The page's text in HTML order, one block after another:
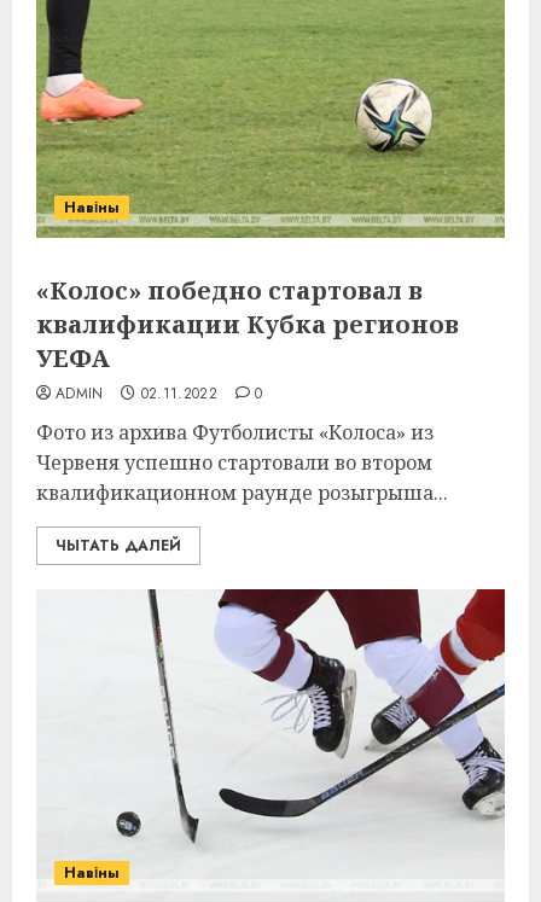
Навіны
«Колос» победно стартовал в
квалификации Кубка регионов
УЕФА
ADMIN 02.11.2022 0
Фото из архива Футболисты «Колоса» из
Червеня успешно стартовали во втором
квалификационном раунде розыгрыша...
ЧЫТАТЬ ДАЛЕЙ
Навіны